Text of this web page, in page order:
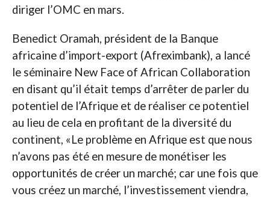
diriger l’OMC en mars.
Benedict Oramah, président de la Banque
africaine d’import-export (Afreximbank), a lancé
le séminaire New Face of African Collaboration
en disant qu’il était temps d’arrêter de parler du
potentiel de l’Afrique et de réaliser ce potentiel
au lieu de cela en profitant de la diversité du
continent, «Le problème en Afrique est que nous
n’avons pas été en mesure de monétiser les
opportunités de créer un marché; car une fois que
vous créez un marché, l’investissement viendra,